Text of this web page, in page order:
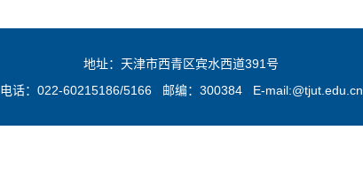
地址：天津市西青区宾水西道391号
电话：022-60215186/5166 邮编：300384 E-mail:@tjut.edu.cn